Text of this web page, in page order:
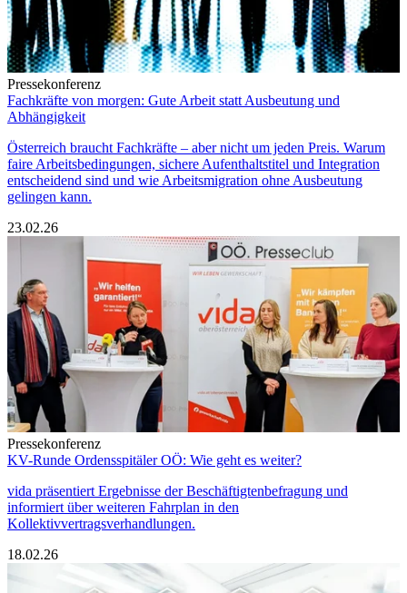
Pressekonferenz
Fachkräfte von morgen: Gute Arbeit statt Ausbeutung und
Abhängigkeit
Österreich braucht Fachkräfte – aber nicht um jeden Preis. Warum
faire Arbeitsbedingungen, sichere Aufenthaltstitel und Integration
entscheidend sind und wie Arbeitsmigration ohne Ausbeutung
gelingen kann.
23.02.26
Pressekonferenz
KV-Runde Ordensspitäler OÖ: Wie geht es weiter?
vida präsentiert Ergebnisse der Beschäftigtenbefragung und
informiert über weiteren Fahrplan in den
Kollektivvertragsverhandlungen.
18.02.26